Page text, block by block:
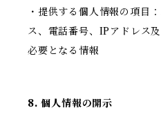
・提供する個人情報の項目
ス、電話番号、IPアドレス
必要となる情報
8. 個人情報の開示